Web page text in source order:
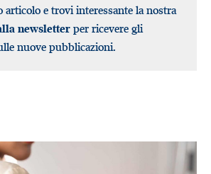
articolo e trovi interessante la nostra
newsletter per ricevere gli
nuove pubblicazioni.